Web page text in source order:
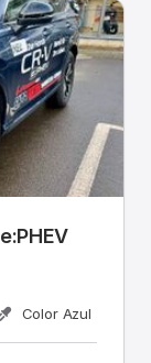
Color Azul